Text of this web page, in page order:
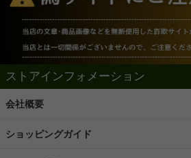
ストアインフォメーション
会社概要
ショッピングガイド